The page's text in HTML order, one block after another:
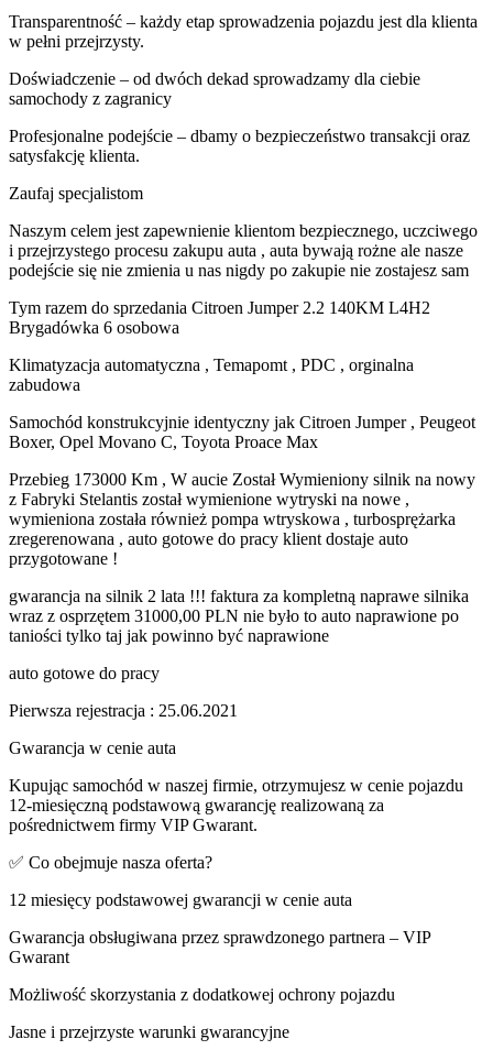
Transparentność – każdy etap sprowadzenia pojazdu jest dla klienta
w pełni przejrzysty.
Doświadczenie – od dwóch dekad sprowadzamy dla ciebie
samochody z zagranicy
Profesjonalne podejście – dbamy o bezpieczeństwo transakcji oraz
satysfakcję klienta.
Zaufaj specjalistom
Naszym celem jest zapewnienie klientom bezpiecznego, uczciwego
i przejrzystego procesu zakupu auta , auta bywają rożne ale nasze
podejście się nie zmienia u nas nigdy po zakupie nie zostajesz sam
Tym razem do sprzedania Citroen Jumper 2.2 140KM L4H2
Brygadówka 6 osobowa
Klimatyzacja automatyczna , Temapomt , PDC , orginalna
zabudowa
Samochód konstrukcyjnie identyczny jak Citroen Jumper , Peugeot
Boxer, Opel Movano C, Toyota Proace Max
Przebieg 173000 Km , W aucie Został Wymieniony silnik na nowy
z Fabryki Stelantis został wymienione wytryski na nowe ,
wymieniona została również pompa wtryskowa , turbosprężarka
zregerenowana , auto gotowe do pracy klient dostaje auto
przygotowane !
gwarancja na silnik 2 lata !!! faktura za kompletną naprawe silnika
wraz z osprzętem 31000,00 PLN nie było to auto naprawione po
taniości tylko taj jak powinno być naprawione
auto gotowe do pracy
Pierwsza rejestracja : 25.06.2021
Gwarancja w cenie auta
Kupując samochód w naszej firmie, otrzymujesz w cenie pojazdu
12-miesięczną podstawową gwarancję realizowaną za
pośrednictwem firmy VIP Gwarant.
✅ Co obejmuje nasza oferta?
12 miesięcy podstawowej gwarancji w cenie auta
Gwarancja obsługiwana przez sprawdzonego partnera – VIP
Gwarant
Możliwość skorzystania z dodatkowej ochrony pojazdu
Jasne i przejrzyste warunki gwarancyjne